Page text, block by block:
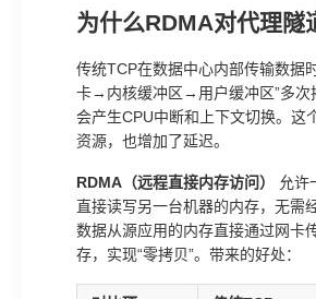
为什么RDMA对代理隧
传统TCP在数据中心内部传输数据
卡→内核缓冲区→用户缓冲区”多次
会产生CPU中断和上下文切换。这
资源，也增加了延迟。
RDMA（远程直接内存访问）
允许
直接读写另一台机器的内存，无需
数据从源应用的内存直接通过网卡
存，实现“零拷贝”。带来的好处：